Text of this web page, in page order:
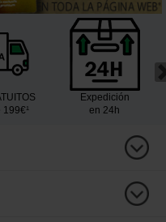
199€¹
Expedición
en 24h